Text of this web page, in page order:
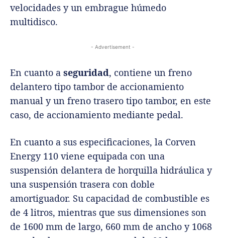
velocidades y un embrague húmedo
multidisco.
- Advertisement -
En cuanto a seguridad, contiene un freno
delantero tipo tambor de accionamiento
manual y un freno trasero tipo tambor, en este
caso, de accionamiento mediante pedal.
En cuanto a sus especificaciones, la Corven
Energy 110 viene equipada con una
suspensión delantera de horquilla hidráulica y
una suspensión trasera con doble
amortiguador. Su capacidad de combustible es
de 4 litros, mientras que sus dimensiones son
de 1600 mm de largo, 660 mm de ancho y 1068